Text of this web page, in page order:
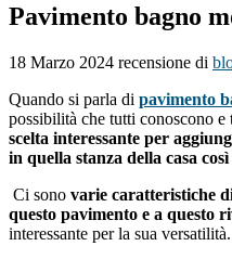
Pavimento bagno
18 Marzo 2024 recensione di
Quando si parla di pavimento
possibilità che tutti conoscono e
scelta interessante per
in quella stanza della casa
Ci sono varie caratteristiche
questo pavimento e a questo
interessante per la sua versatilità.